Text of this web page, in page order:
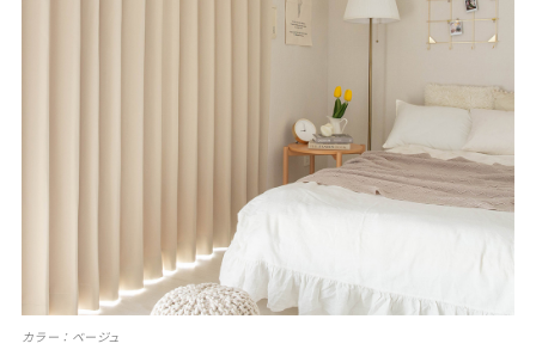
カラー：ベージュ